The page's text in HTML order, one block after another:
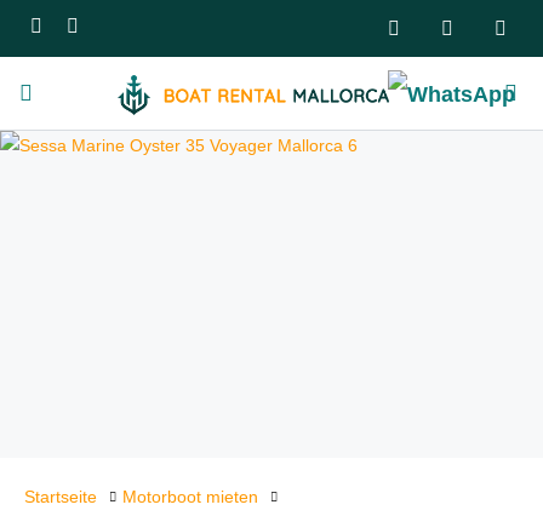
Startseite
Motorboot mieten